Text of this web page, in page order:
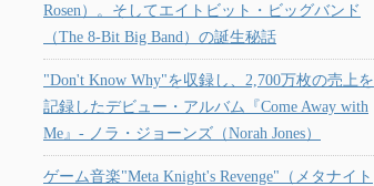
Rosen）。そしてエイトビット・ビッグバンド
（The 8-Bit Big Band）の誕生秘話
"Don't Know Why"を収録し、2,700万枚の売上を
記録したデビュー・アルバム『Come Away with
Me』- ノラ・ジョーンズ（Norah Jones）
ゲーム音楽"Meta Knight's Revenge"（メタナイト